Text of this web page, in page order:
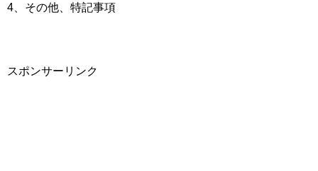
4、その他、特記事項
スポンサーリンク